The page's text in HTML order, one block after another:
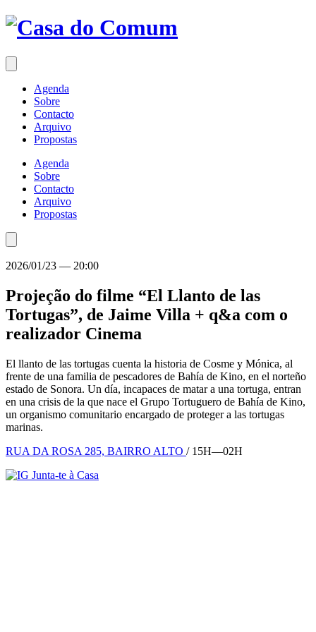
Saltar
para
conteúdo
Agenda
Sobre
Contacto
Arquivo
Propostas
Agenda
Sobre
Contacto
Arquivo
Propostas
2026/01/23 — 20:00
Projeção do filme “El Llanto de las
Tortugas”, de Jaime Villa + q&a com o
realizador Cinema
El llanto de las tortugas cuenta la historia de Cosme y Mónica, al
frente de una familia de pescadores de Bahía de Kino, en el norteño
estado de Sonora. Un día, incapaces de matar a una tortuga, entran
en una crisis de la que nace el Grupo Tortuguero de Bahía de Kino,
un organismo comunitario encargado de proteger a las tortugas
marinas.
RUA DA ROSA 285, BAIRRO ALTO / 15H—02H
Junta-te à Casa